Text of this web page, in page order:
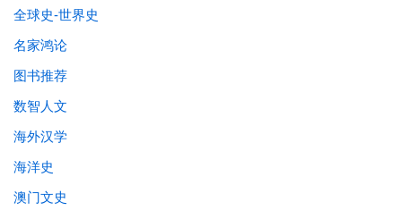
全球史-世界史
名家鸿论
图书推荐
数智人文
海外汉学
海洋史
澳门文史